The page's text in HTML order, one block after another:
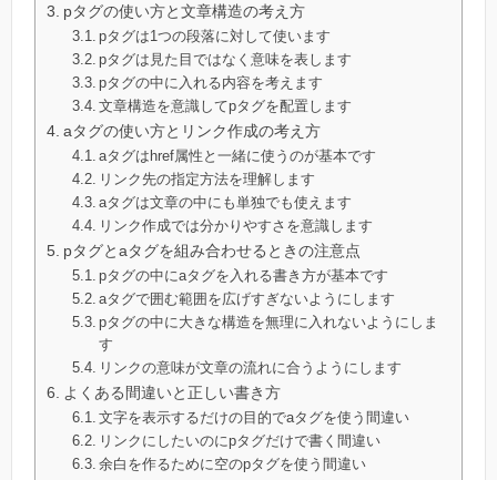
pタグの使い方と文章構造の考え方
pタグは1つの段落に対して使います
pタグは見た目ではなく意味を表します
pタグの中に入れる内容を考えます
文章構造を意識してpタグを配置します
aタグの使い方とリンク作成の考え方
aタグはhref属性と一緒に使うのが基本です
リンク先の指定方法を理解します
aタグは文章の中にも単独でも使えます
リンク作成では分かりやすさを意識します
pタグとaタグを組み合わせるときの注意点
pタグの中にaタグを入れる書き方が基本です
aタグで囲む範囲を広げすぎないようにします
pタグの中に大きな構造を無理に入れないようにしま
す
リンクの意味が文章の流れに合うようにします
よくある間違いと正しい書き方
文字を表示するだけの目的でaタグを使う間違い
リンクにしたいのにpタグだけで書く間違い
余白を作るために空のpタグを使う間違い